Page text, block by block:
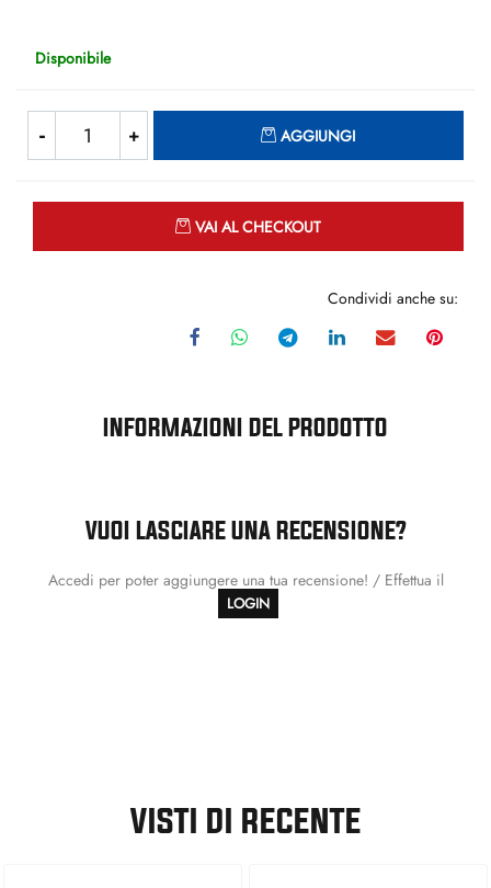
Disponibile
AGGIUNGI
VAI AL CHECKOUT
Condividi anche su:
INFORMAZIONI DEL PRODOTTO
VUOI LASCIARE UNA RECENSIONE?
Accedi per poter aggiungere una tua recensione! / Effettua il
LOGIN
VISTI DI RECENTE